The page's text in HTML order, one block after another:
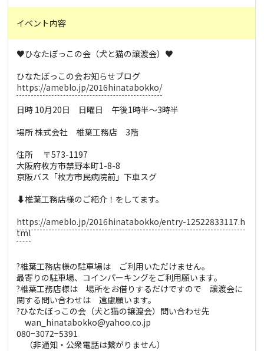
イベント内容
♥ひなたぼっこの会（犬と猫の譲渡会）♥
ひなたぼっこの会お知らせブログ
https://ameblo.jp/2016hinatabokko/
日時 10月20日 日曜日 午後1時半〜3時半
場所 株式会社 椎葉工務店 3階
住所 〒573-1197
大阪府枚方市禁野本町1-8-8
京阪バス「枚方市民病院前」下車スグ
⬇椎葉工務店様のご紹介！をしてます。
https://ameblo.jp/2016hinatabokko/entry-12522833117.h
tml
?椎葉工務店様の駐車場は ご利用いただけません。
最寄りの駐車場、コインパーキングをご利用願います。
?椎葉工務店様は 場所をお借りするだけですので 譲渡会に
関する問い合わせは 遠慮願います。
?ひなたぼっこの会（犬と猫の譲渡会）問い合わせ先
wan_hinatabokko@yahoo.co.jp
080−3072−5391
（非通知・公衆電話は繋がりません）